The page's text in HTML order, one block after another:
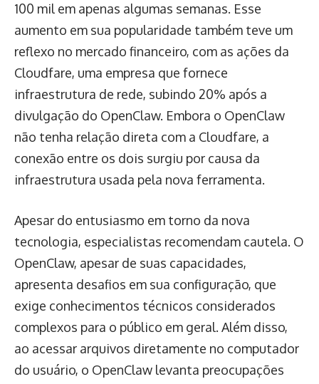
100 mil em apenas algumas semanas. Esse
aumento em sua popularidade também teve um
reflexo no mercado financeiro, com as ações da
Cloudfare, uma empresa que fornece
infraestrutura de rede, subindo 20% após a
divulgação do OpenClaw. Embora o OpenClaw
não tenha relação direta com a Cloudfare, a
conexão entre os dois surgiu por causa da
infraestrutura usada pela nova ferramenta.
Apesar do entusiasmo em torno da nova
tecnologia, especialistas recomendam cautela. O
OpenClaw, apesar de suas capacidades,
apresenta desafios em sua configuração, que
exige conhecimentos técnicos considerados
complexos para o público em geral. Além disso,
ao acessar arquivos diretamente no computador
do usuário, o OpenClaw levanta preocupações